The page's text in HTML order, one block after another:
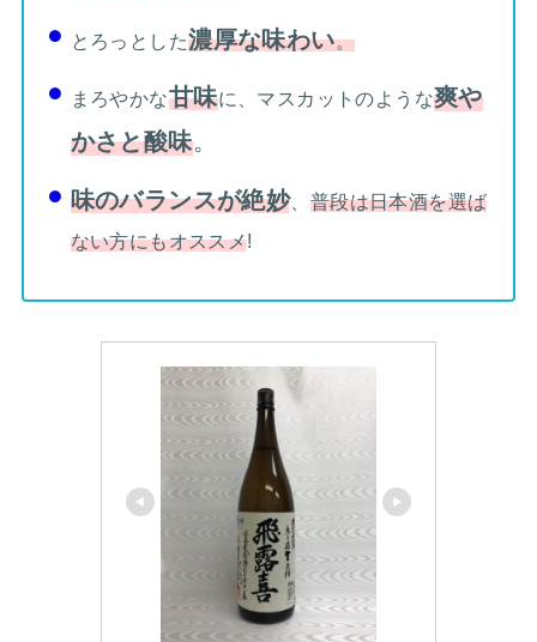
とろっとした濃厚な味わい。
まろやかな甘味に、マスカットのような爽や
かさと酸味。
味のバランスが絶妙、 普段は日本酒を選ば
ない方にもオススメ!